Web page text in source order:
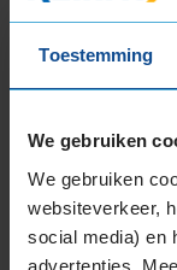
Toestemming
We gebruiken
We gebruiken
websiteverkeer,
social media) en
advertenties.
Continental